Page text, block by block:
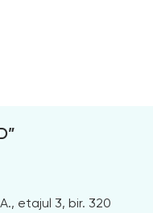
etajul 3, bir. 320